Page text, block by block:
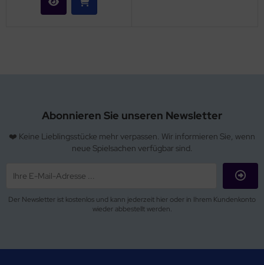
Abonnieren Sie unseren Newsletter
❤️ Keine Lieblingsstücke mehr verpassen. Wir informieren Sie, wenn
neue Spielsachen verfügbar sind.
Der Newsletter ist kostenlos und kann jederzeit hier oder in Ihrem Kundenkonto
wieder abbestellt werden.